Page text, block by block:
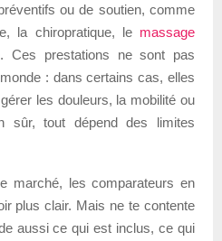
ou de soutien, comme
la chiropratique, le massage
Ces prestations ne sont pas
: dans certains cas, elles
les douleurs, la mobilité ou
sûr, tout dépend des limites
marché, les comparateurs en
plus clair. Mais ne te contente
aussi ce qui est inclus, ce qui